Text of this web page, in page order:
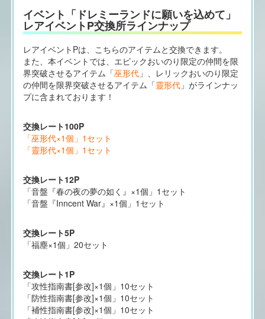
イベント「ドレミーランドに願いを込めて」
レアイベントP交換所ラインナップ
レアイベントPは、こちらのアイテムと交換できます。
また、本イベントでは、エピックおいのり限定の仲間を限
界突破させるアイテム「巫形代」、レリックおいのり限定
の仲間を限界突破させるアイテム「靈形代」がラインナッ
プに含まれております！
交換レート100P
「巫形代×1個」1セット
「靈形代×1個」1セット
交換レート12P
「音盤『春の夜の夢の如く』×1個」1セット
「音盤『Inncent War』×1個」1セット
交換レート5P
「福塵×1個」20セット
交換レート1P
「攻性指南書[参改]×1個」10セット
「防性指南書[参改]×1個」10セット
「補性指南書[参改]×1個」10セット